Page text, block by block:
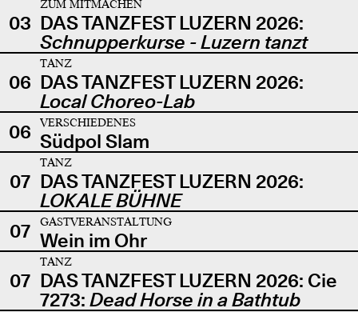
03
ZUM MITMACHEN
DAS TANZFEST LUZERN 2026:
Schnupperkurse - Luzern tanzt
06
TANZ
DAS TANZFEST LUZERN 2026:
Local Choreo-Lab
06
VERSCHIEDENES
Südpol Slam
07
TANZ
DAS TANZFEST LUZERN 2026:
LOKALE BÜHNE
07
GASTVERANSTALTUNG
Wein im Ohr
07
TANZ
DAS TANZFEST LUZERN 2026: Cie
7273: Dead Horse in a Bathtub